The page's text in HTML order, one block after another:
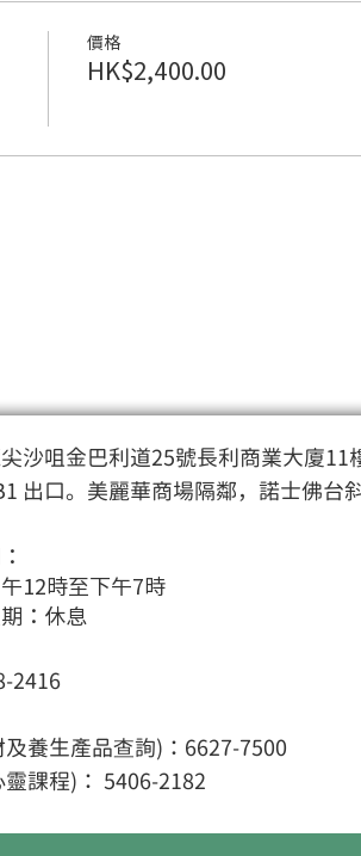
價格
HK$2,400.00
沙咀金巴利道25號長利商業大廈11
出口。美麗華商場隔鄰，諾士佛台
12時至下午7時
：休息
2416
養生產品查詢)：6627-7500
課程)： 5406-2182